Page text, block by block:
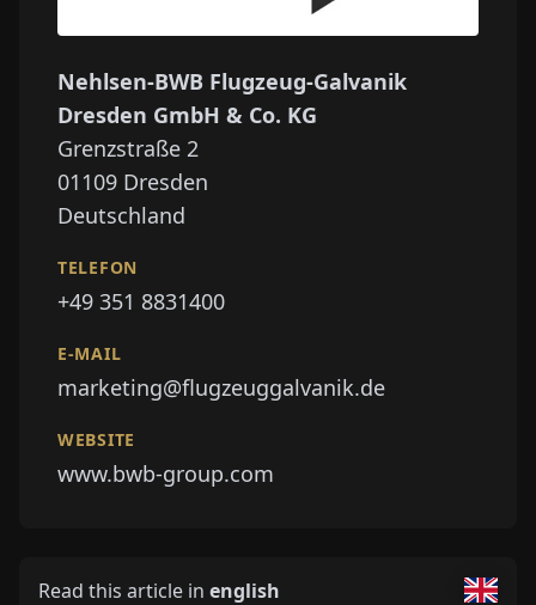
Nehlsen-BWB Flugzeug-Galvanik
Dresden GmbH & Co. KG
Grenzstraße 2
01109 Dresden
Deutschland
TELEFON
+49 351 8831400
E-MAIL
marketing@flugzeuggalvanik.de
WEBSITE
www.bwb-group.com
Read this article in english